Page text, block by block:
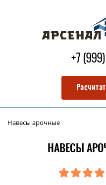
+7
Навесы арочные
НАВЕСЫ